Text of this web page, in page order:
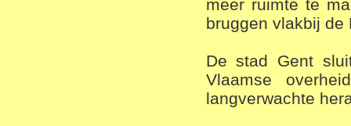
meer ruimte te
bruggen vlakbij de
De stad Gent
Vlaamse
langverwachte